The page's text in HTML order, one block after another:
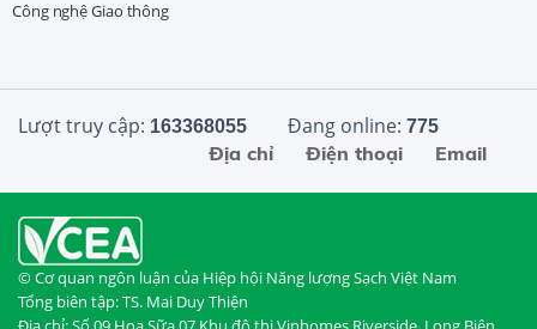
Công nghệ Giao thông
Lượt truy cập: 163368055 Đang online: 775
Email
Điện thoại
Địa chỉ
© Cơ quan ngôn luận của Hiệp hội Năng lượng Sạch Việt Nam
Tổng biên tập: TS. Mai Duy Thiện